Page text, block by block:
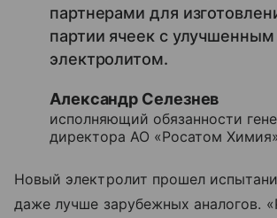
партнерами для
партии ячеек с улучшенным
электролитом.
Александр Селезнев
исполняющий обязанности
директора АО «Росатом
Новый электролит прошел
даже лучше зарубежных аналогов.